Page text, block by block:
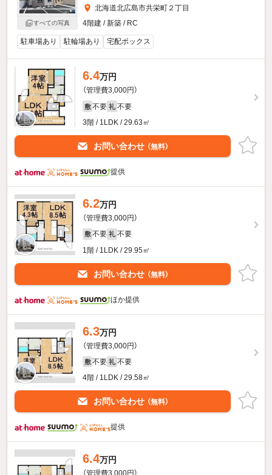
すべての写真
北海道北広島市共栄町２丁目
4階建 / 新築 / RC
駐車場あり 駐輪場あり 宅配ボックス
6.4万円
（管理費3,000円）
敷 不要 礼 不要
3階 / 1LDK / 29.63㎡
お問い合わせ （無料）
提供
6.2万円
（管理費3,000円）
敷 不要 礼 不要
1階 / 1LDK / 29.95㎡
お問い合わせ （無料）
ほか提供
6.3万円
（管理費3,000円）
敷 不要 礼 不要
4階 / 1LDK / 29.58㎡
お問い合わせ （無料）
提供
6.4万円